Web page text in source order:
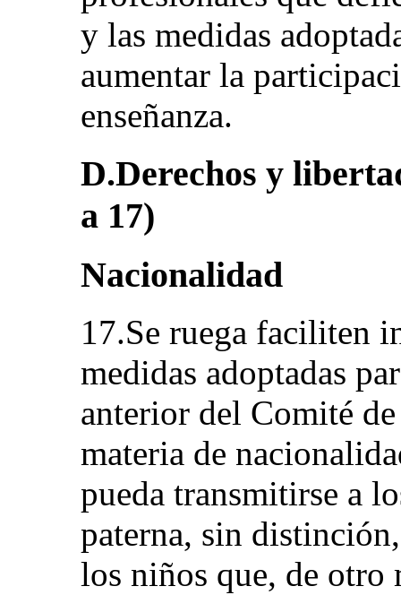
y las medidas
aumentar la
enseñanza.
D.Derechos y
a 17)
Nacionalidad
17.Se ruega faciliten
medidas adoptadas
anterior del Comité
materia de
pueda transmitirse a
paterna, sin
los niños que, de otro